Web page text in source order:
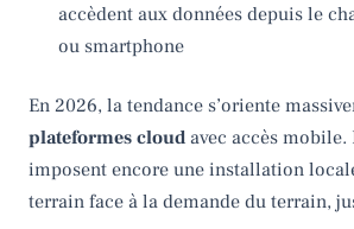
accèdent aux données depuis le
ou smartphone
En 2026, la tendance s’oriente
plateformes cloud avec accès
imposent encore une installation
terrain face à la demande du terrain,